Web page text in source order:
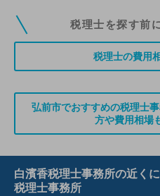
税理士ドットコムの無料会員にご登
ていただくことができます。また、
無料登録のご
税理士を探す前
税理士の費用
弘前市でおすすめの税理士
方や費用相場
白濱香税理士事務所の近く
税理士事務所